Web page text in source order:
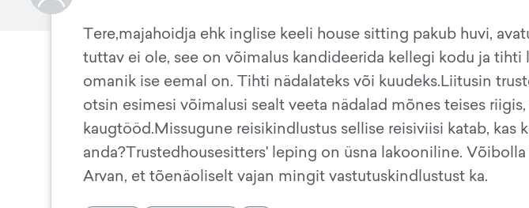
Tere,majahoidja ehk inglise keeli house sitting pakub huvi,
tuttav ei ole, see on võimalus kandideerida kellegi kodu ja
omanik ise eemal on. Tihti nädalateks või kuudeks.Liitusin
otsin esimesi võimalusi sealt veeta nädalad mõnes teises
kaugtööd.Missugune reisikindlustus sellise reisiviisi katab, kas
anda?Trustedhousesitters' leping on üsna lakooniline.
Arvan, et tõenäoliselt vajan mingit vastutuskindlustust ka.